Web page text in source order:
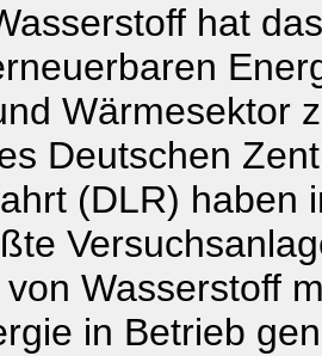
hat
Wärmesektor
Deutschen
(DLR) haben
Wasserstoff
in Betrieb